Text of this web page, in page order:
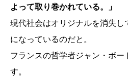
よって取り巻かれている。」
現代社会はオリジナルを消失し
になっているのだと。
フランスの哲学者ジャン・ボー
す。